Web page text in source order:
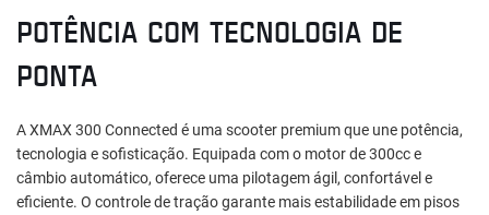
POTÊNCIA COM TECNOLOGIA DE
PONTA
A XMAX 300 Connected é uma scooter premium que une potência,
tecnologia e sofisticação. Equipada com o motor de 300cc e
câmbio automático, oferece uma pilotagem ágil, confortável e
eficiente. O controle de tração garante mais estabilidade em pisos